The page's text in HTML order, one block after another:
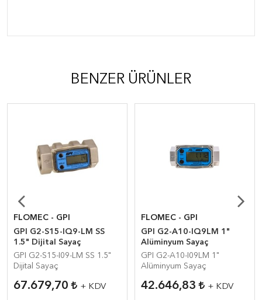
BENZER ÜRÜNLER
FLOMEC - GPI
GPI G2-S15-IQ9-LM SS
1.5" Dijital Sayaç
GPI G2-S15-I09-LM SS 1.5"
Dijital Sayaç
67.679,70 + KDV
FLOMEC - GPI
GPI G2-A10-IQ9LM 1"
Alüminyum Sayaç
GPI G2-A10-I09LM 1"
Alüminyum Sayaç
42.646,83 + KDV